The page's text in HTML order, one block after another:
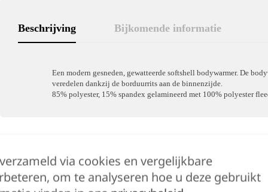
Beschrijving Bijkomende informatie
Een modern gesneden, gewatteerde softshell bodywarmer. De
veredelen dankzij de borduurrits aan de binnenzijde.
85% polyester, 15% spandex gelamineerd met 100% polyester
Hulp nodig?
Lennert helpt je
via cookies en vergelijkbare
om te analyseren hoe u deze gebruikt